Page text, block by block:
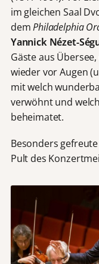
im gleichen Saal
demPhiladelphia
Yannick Nézet-
Gäste aus
wieder vor Augen
mit welch
verwöhnt und
beheimatet.
Besonders
Pult des